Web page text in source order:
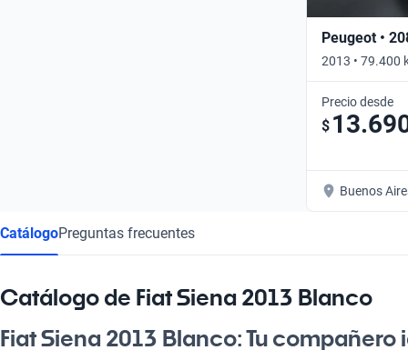
Peugeot •
2013 • 79.400
Precio desde
$
Buenos
CatálogoPreguntas frecuentes
Catálogo de Fiat Siena 2013 Blanco
Fiat Siena 2013 Blanco: Tu